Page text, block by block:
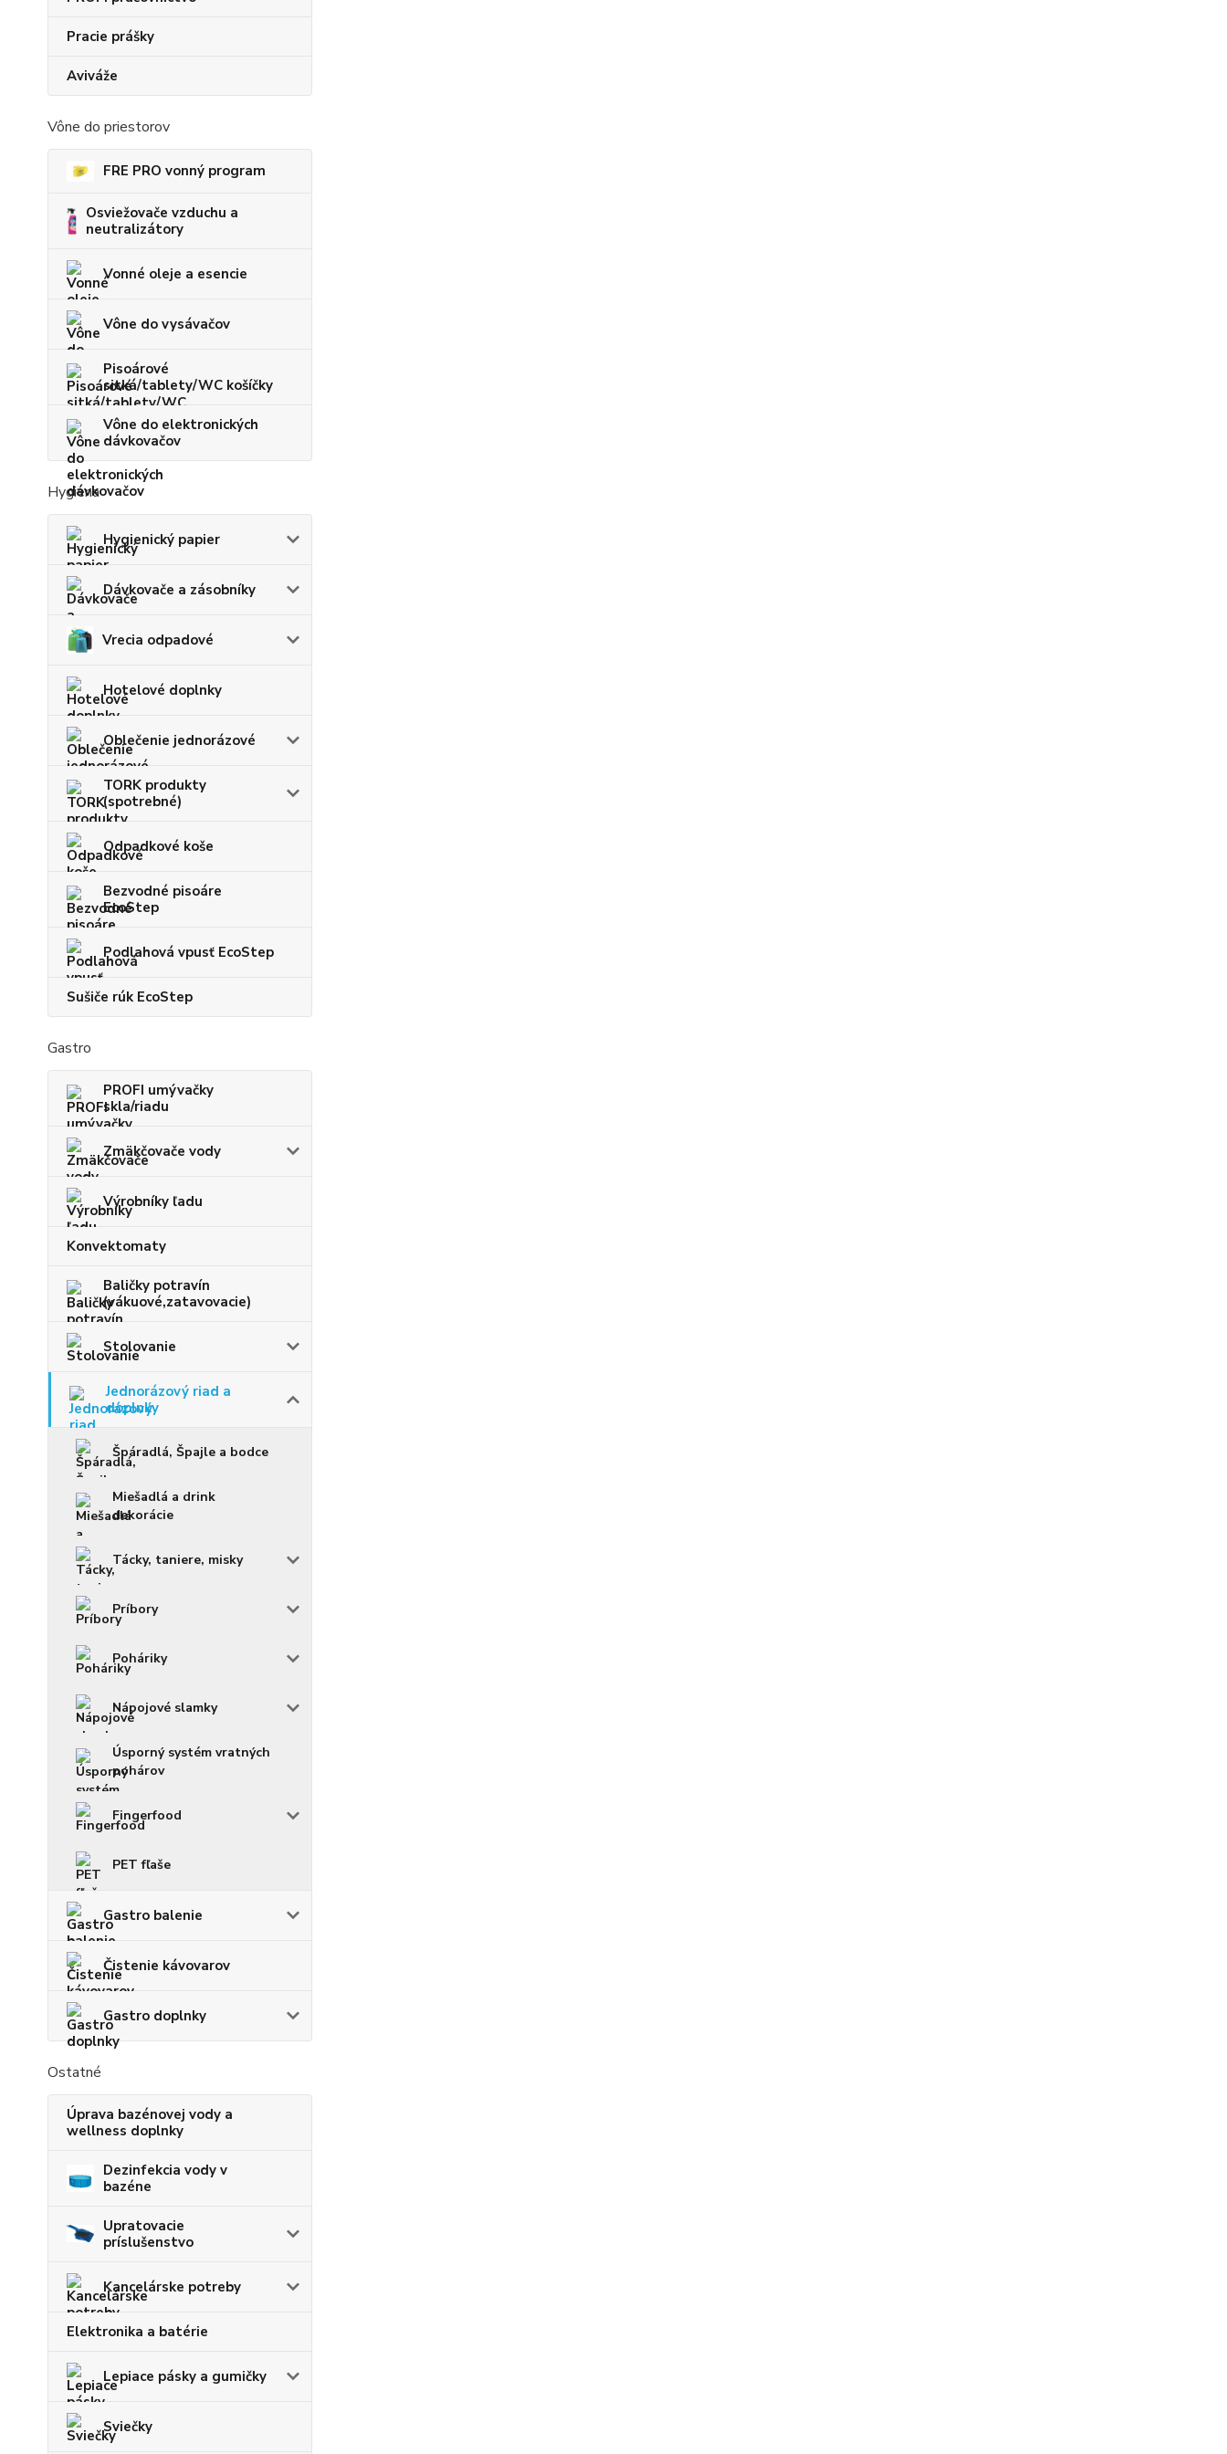
Pracie prášky
Aviváže
Vône do priestorov
FRE PRO vonný program
Osviežovače vzduchu a
neutralizátory
Vonné oleje a esencie
Vône do vysávačov
Pisoárové
sitká/tablety/WC košíčky
Vône do elektronických
dávkovačov
Hygiena
Hygienický papier
Dávkovače a zásobníky
Vrecia odpadové
Hotelové doplnky
Oblečenie jednorázové
TORK produkty
(spotrebné)
Odpadkové koše
Bezvodné pisoáre
EcoStep
Podlahová vpusť EcoStep
Sušiče rúk EcoStep
Gastro
PROFI umývačky
skla/riadu
Zmäkčovače vody
Výrobníky ľadu
Konvektomaty
Baličky potravín
(vákuové,zatavovacie)
Stolovanie
Jednorázový riad a
doplnky
Špáradlá, Špajle a bodce
Miešadlá a drink
dekorácie
Tácky, taniere, misky
Príbory
Poháriky
Nápojové slamky
Úsporný systém vratných
pohárov
Fingerfood
PET fľaše
Gastro balenie
Čistenie kávovarov
Gastro doplnky
Ostatné
Úprava bazénovej vody a
wellness doplnky
Dezinfekcia vody v
bazéne
Upratovacie
príslušenstvo
Kancelárske potreby
Elektronika a batérie
Lepiace pásky a gumičky
Sviečky